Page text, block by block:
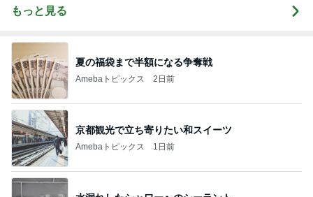
もっと見る
夏の福袋まで半額になる争奪戦
Amebaトピックス 2日前
京都観光で立ち寄りたい和スイーツ
Amebaトピックス 1日前